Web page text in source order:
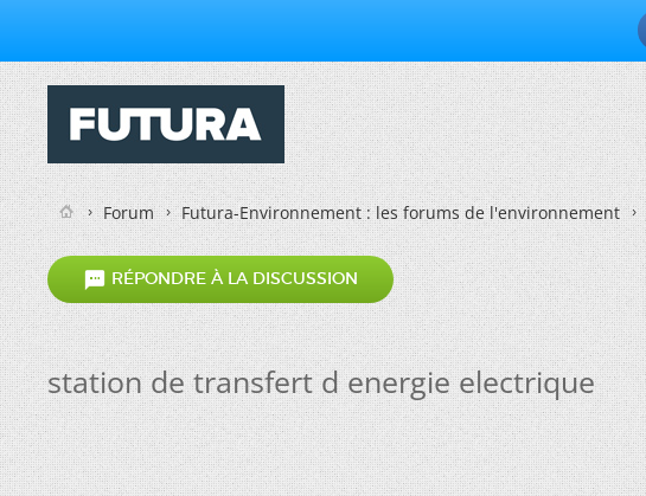
Forum Futura-Environnement : les forums de l'environnement
 RÉPONDRE À LA DISCUSSION
station de transfert d energie electrique